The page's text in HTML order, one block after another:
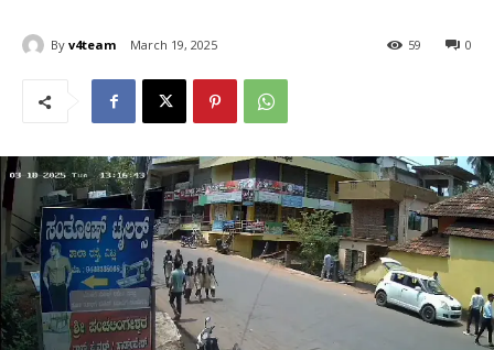
By v4team March 19, 2025 0
59